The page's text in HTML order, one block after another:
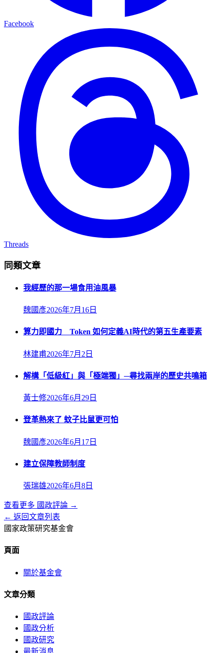
Facebook
Threads
同類文章
我經歷的那一場食用油風暴
魏國彥2026年7月16日
算力即國力 Token 如何定義AI時代的第五生產要素
林建甫2026年7月2日
解構「低級紅」與「極端獨」─尋找兩岸的歷史共鳴箱
黃士修2026年6月29日
登革熱來了 蚊子比鼠更可怕
魏國彥2026年6月17日
建立保障教師制度
張瑞雄2026年6月8日
查看更多 國政評論 →
← 返回文章列表
國家政策研究基金會
頁面
關於基金會
文章分類
國政評論
國政分析
國政研究